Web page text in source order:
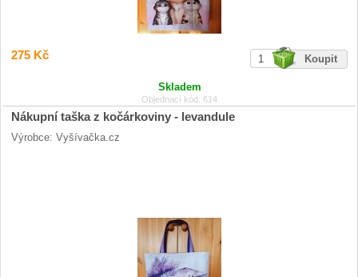
275 Kč
Skladem
Objednací kód: 614
Nákupní taška z kočárkoviny - levandule
Výrobce: Vyšívačka.cz